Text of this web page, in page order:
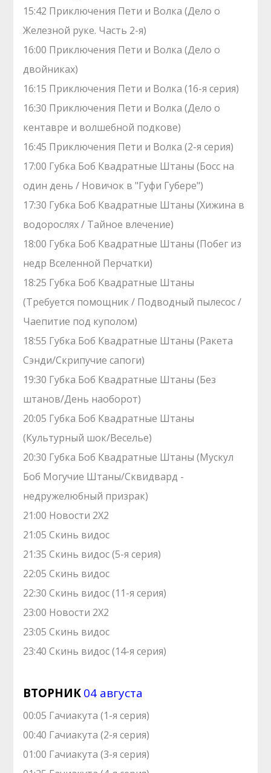
15:42 Приключения Пети и Волка (Дело о
Железной руке. Часть 2-я)
16:00 Приключения Пети и Волка (Дело о
двойниках)
16:15 Приключения Пети и Волка (16-я серия)
16:30 Приключения Пети и Волка (Дело о
кентавре и волшебной подкове)
16:45 Приключения Пети и Волка (2-я серия)
17:00 Губка Боб Квадратные Штаны (Босс на
один день / Новичок в "Гуфи Губере")
17:30 Губка Боб Квадратные Штаны (Хижина в
водорослях / Тайное влечение)
18:00 Губка Боб Квадратные Штаны (Побег из
недр Вселенной Перчатки)
18:25 Губка Боб Квадратные Штаны
(Требуется помощник / Подводный пылесос /
Чаепитие под куполом)
18:55 Губка Боб Квадратные Штаны (Ракета
Сэнди/Скрипучие сапоги)
19:30 Губка Боб Квадратные Штаны (Без
штанов/День наоборот)
20:05 Губка Боб Квадратные Штаны
(Культурный шок/Веселье)
20:30 Губка Боб Квадратные Штаны (Мускул
Боб Могучие Штаны/Сквидвард -
недружелюбный призрак)
21:00 Новости 2Х2
21:05 Скинь видос
21:35 Скинь видос (5-я серия)
22:05 Скинь видос
22:30 Скинь видос (11-я серия)
23:00 Новости 2Х2
23:05 Скинь видос
23:40 Скинь видос (14-я серия)
ВТОРНИК04 августа
00:05 Гачиакута (1-я серия)
00:40 Гачиакута (2-я серия)
01:00 Гачиакута (3-я серия)